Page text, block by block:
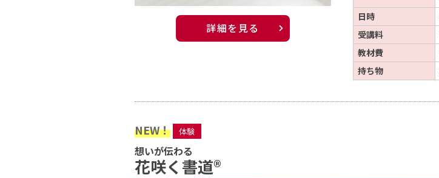
詳細を見る
日時
受講料
教材費
持ち物
NEW！ 体験
想いが伝わる
花咲く書道®